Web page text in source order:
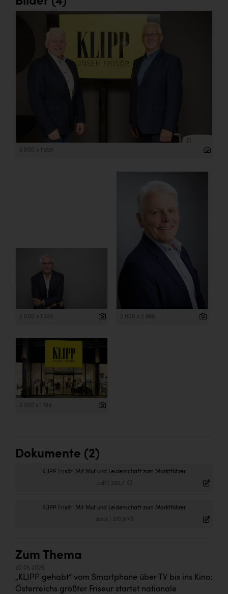
3 000 x 1 999
2 000 x 1 333 2 000 x 2 998
2 500 x 1 614
Dokumente (2)
KLIPP Frisör: Mit Mut und Leidenschaft zum Marktführer
.pdf 255,7 KB
KLIPP Frisör: Mit Mut und Leidenschaft zum Marktführer
.docx 310,9 KB
Zum Thema
20.05.2026
„KLIPP gehabt“ vom Smartphone über TV bis ins Kino:
Österreichs größter Friseur startet nationale